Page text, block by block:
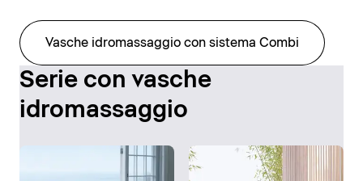
Vasche idromassaggio con sistema Combi
Serie con vasche
idromassaggio